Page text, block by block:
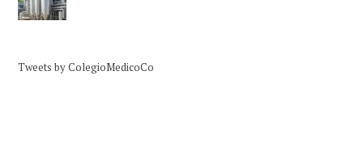
Tweets by ColegioMedicoCo